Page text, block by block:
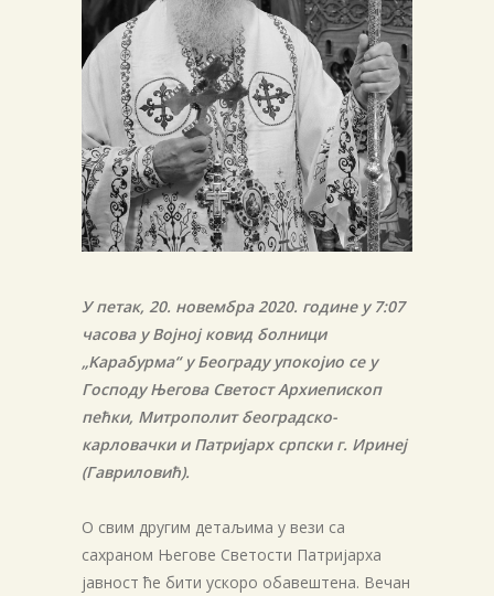
У петак, 20. новембра 2020. године у 7:07
часова у Војној ковид болници
„Kарабурма“ у Београду упокојио се у
Господу Његова Светост Архиепископ
пећки, Митрополит београдско-
карловачки и Патријарх српски г. Иринеј
(Гавриловић).
О свим другим детаљима у вези са
сахраном Његове Светости Патријарха
јавност ће бити ускоро обавештена. Вечан